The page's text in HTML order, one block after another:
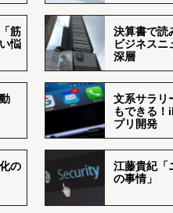
筋
悩
決算書で読
ビジネスニ
深層
文系サラリ
もできる
プリ開発
の
江藤貴紀「
の事情」